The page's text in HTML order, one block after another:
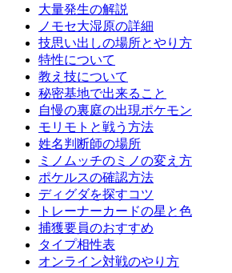
大量発生の解説
ノモセ大湿原の詳細
技思い出しの場所とやり方
特性について
教え技について
秘密基地で出来ること
自慢の裏庭の出現ポケモン
モリモトと戦う方法
姓名判断師の場所
ミノムッチのミノの変え方
ポケルスの確認方法
ディグダを探すコツ
トレーナーカードの星と色
捕獲要員のおすすめ
タイプ相性表
オンライン対戦のやり方